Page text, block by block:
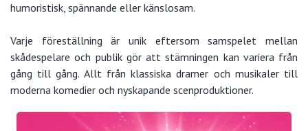
humoristisk, spännande eller känslosam.
Varje föreställning är unik eftersom samspelet mellan
skådespelare och publik gör att stämningen kan variera från
gång till gång. Allt från klassiska dramer och musikaler till
moderna komedier och nyskapande scenproduktioner.